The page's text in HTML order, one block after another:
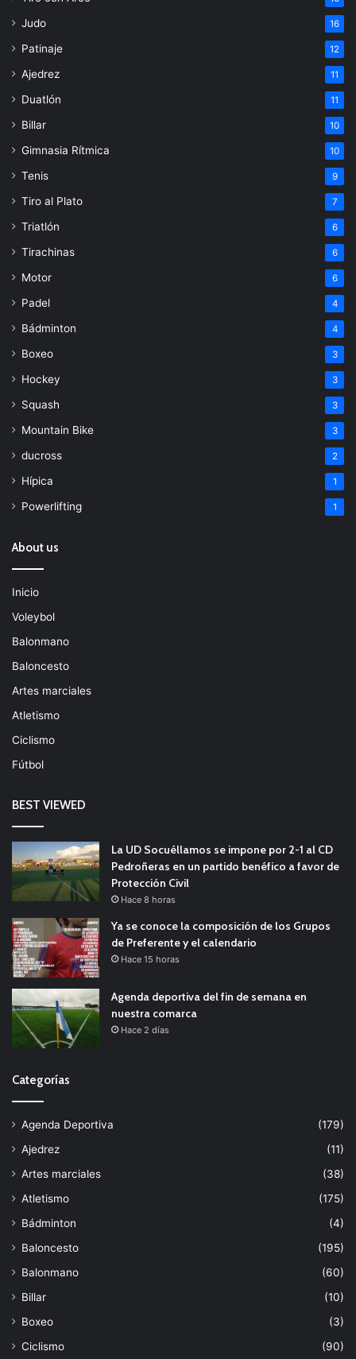
Judo 16
Patinaje 12
Ajedrez 11
Duatlón 11
Billar 10
Gimnasia Rítmica 10
Tenis 9
Tiro al Plato 7
Triatlón 6
Tirachinas 6
Motor 6
Padel 4
Bádminton 4
Boxeo 3
Hockey 3
Squash 3
Mountain Bike 3
ducross 2
Hípica 1
Powerlifting 1
About us
Inicio
Voleybol
Balonmano
Baloncesto
Artes marciales
Atletismo
Ciclismo
Fútbol
BEST VIEWED
La UD Socuéllamos se impone por 2-1 al CD
Pedroñeras en un partido benéfico a favor de
Protección Civil
Hace 8 horas
Ya se conoce la composición de los Grupos
de Preferente y el calendario
Hace 15 horas
Agenda deportiva del fin de semana en
nuestra comarca
Hace 2 días
Categorías
Agenda Deportiva
(179)
Ajedrez
(11)
Artes marciales
(38)
Atletismo
(175)
Bádminton
(4)
Baloncesto
(195)
Balonmano
(60)
Billar
(10)
Boxeo
(3)
Ciclismo
(90)